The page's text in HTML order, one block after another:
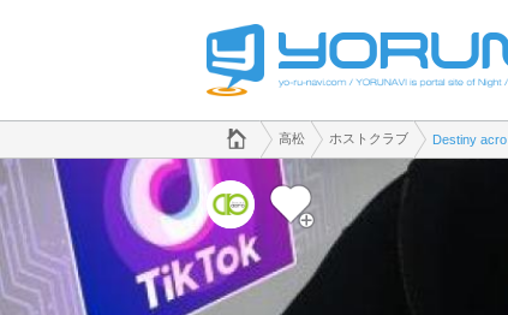
でホストクラブのことなら、ホストクラブ Destiny acro([kana])
香川県版
高松 ホストクラブ Destiny acro